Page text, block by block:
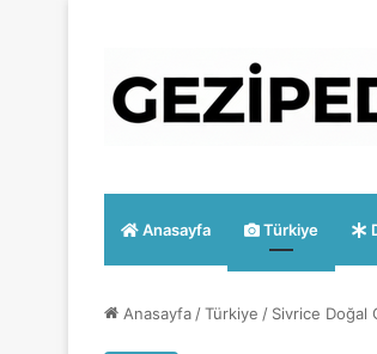
Anasayfa Türkiye
Anasayfa /Türkiye / Sivrice Doğal